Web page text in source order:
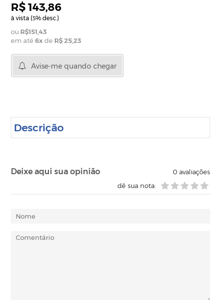
R$ 143,86
à vista (5% desc.)
R$151,43
em até6x de R$ 25,23
Avise-me quando chegar
Descrição
Deixe aqui sua opinião 0avaliações
dê sua nota: